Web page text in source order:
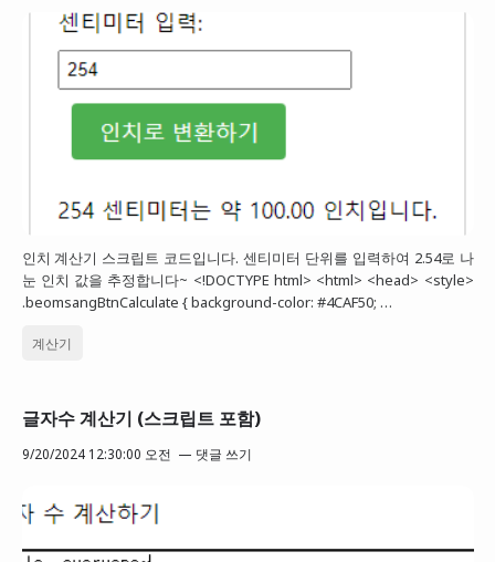
인치 계산기 스크립트 코드입니다. 센티미터 단위를 입력하여 2.54로 나
눈 인치 값을 추정합니다~ <!DOCTYPE html> <html> <head> <style>
.beomsangBtnCalculate { background-color: #4CAF50; …
계산기
글자수 계산기 (스크립트 포함)
9/20/2024 12:30:00 오전 댓글 쓰기